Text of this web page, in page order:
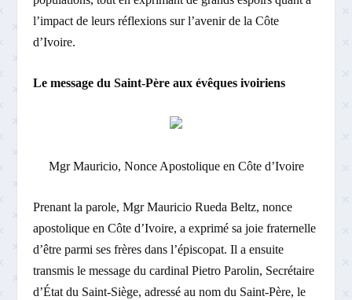
l’impact de leurs réflexions sur l’avenir de la Côte
d’Ivoire.
Le message du Saint-Père aux évêques ivoiriens
Mgr Mauricio, Nonce Apostolique en Côte d’Ivoire
Prenant la parole, Mgr Mauricio Rueda Beltz, nonce
apostolique en Côte d’Ivoire, a exprimé sa joie fraternelle
d’être parmi ses frères dans l’épiscopat. Il a ensuite
transmis le message du cardinal Pietro Parolin, Secrétaire
d’État du Saint-Siège, adressé au nom du Saint-Père, le